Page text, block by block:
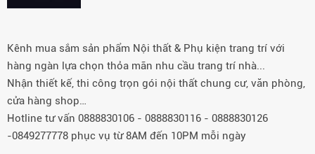
Kênh mua sắm sản phẩm Nội thất & Phụ kiện trang trí với
hàng ngàn lựa chọn thỏa mãn nhu cầu trang trí nhà...
Nhận thiết kế, thi công trọn gói nội thất chung cư, văn phòng,
cửa hàng shop…
Hotline tư vấn 0888830106 - 0888830116 - 0888830126
-0849277778 phục vụ từ 8AM đến 10PM mỗi ngày